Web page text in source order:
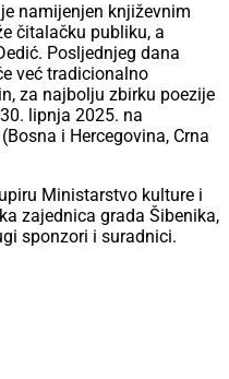
namijenjen književnim
čitalačku publiku, a
Posljednjeg dana
već tradicionalno
za najbolju zbirku poezije
lipnja 2025. na
i Hercegovina, Crna
Ministarstvo kulture i
zajednica grada Šibenika,
sponzori i suradnici.